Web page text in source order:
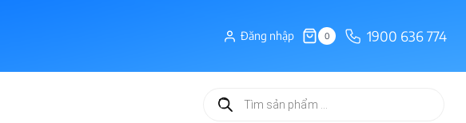
Đăng nhập 0 1900 636 774
Tìm
kiếm